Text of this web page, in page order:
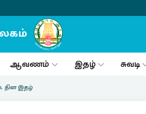
ஆவணம் இதழ் சுவடி
தின இதழ்